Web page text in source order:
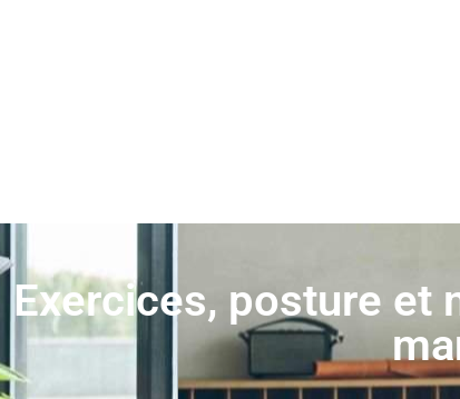
Exercices, posture et